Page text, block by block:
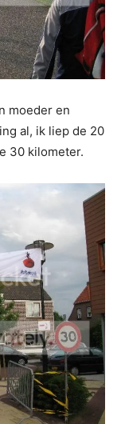
moeder en
al, ik liep de 20
30 kilometer.